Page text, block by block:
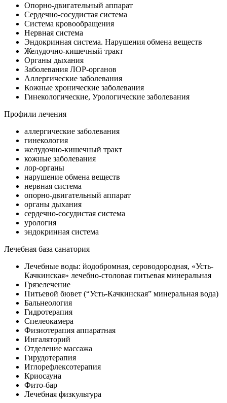
Опорно-двигательный аппарат
Сердечно-сосудистая система
Система кровообращения
Нервная система
Эндокринная система. Нарушения обмена веществ
Желудочно-кишечный тракт
Органы дыхания
Заболевания ЛОР-органов
Аллергические заболевания
Кожные хронические заболевания
Гинекологические, Урологические заболевания
Профили лечения
аллергические заболевания
гинекология
желудочно-кишечный тракт
кожные заболевания
лор-органы
нарушение обмена веществ
нервная система
опорно-двигательный аппарат
органы дыхания
сердечно-сосудистая система
урология
эндокринная система
Лечебная база санатория
Лечебные воды: йодобромная, сероводородная, «Усть-
Качкинская» лечебно-столовая питьевая минеральная
Грязелечение
Питьевой бювет (“Усть-Качкинская” минеральная вода)
Бальнеология
Гидротерапия
Спелеокамера
Физиотерапия аппаратная
Ингаляторий
Отделение массажа
Гирудотерапия
Иглорефлексотерапия
Криосауна
Фито-бар
Лечебная физкультура